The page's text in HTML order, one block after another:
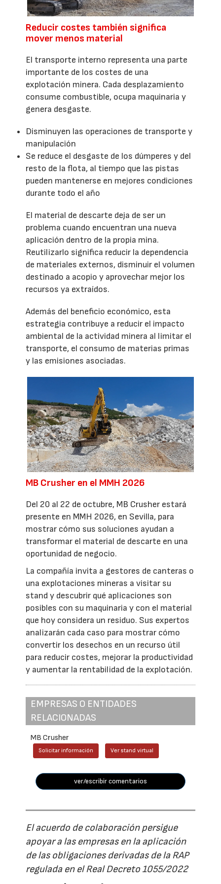
Reducir costes también significa
mover menos material
El transporte interno representa una parte
importante de los costes de una
explotación minera. Cada desplazamiento
consume combustible, ocupa maquinaria y
genera desgaste.
Disminuyen las operaciones de transporte y
manipulación
Se reduce el desgaste de los dúmperes y del
resto de la flota, al tiempo que las pistas
pueden mantenerse en mejores condiciones
durante todo el año
El material de descarte deja de ser un
problema cuando encuentran una nueva
aplicación dentro de la propia mina.
Reutilizarlo significa reducir la dependencia
de materiales externos, disminuir el volumen
destinado a acopio y aprovechar mejor los
recursos ya extraídos.
Además del beneficio económico, esta
estrategia contribuye a reducir el impacto
ambiental de la actividad minera al limitar el
transporte, el consumo de materias primas
y las emisiones asociadas.
MB Crusher en el MMH 2026
Del 20 al 22 de octubre, MB Crusher estará
presente en MMH 2026, en Sevilla, para
mostrar cómo sus soluciones ayudan a
transformar el material de descarte en una
oportunidad de negocio.
La compañía invita a gestores de canteras o
una explotaciones mineras a visitar su
stand y descubrir qué aplicaciones son
posibles con su maquinaria y con el material
que hoy considera un residuo. Sus expertos
analizarán cada caso para mostrar cómo
convertir los desechos en un recurso útil
para reducir costes, mejorar la productividad
y aumentar la rentabilidad de la explotación.
EMPRESAS O ENTIDADES
RELACIONADAS
MB Crusher
Solicitar información Ver stand virtual
ver/escribir comentarios
El acuerdo de colaboración persigue
apoyar a las empresas en la aplicación
de las obligaciones derivadas de la RAP
regulada en el Real Decreto 1055/2022